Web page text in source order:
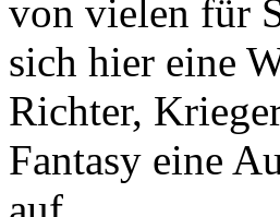
von vielen für
sich hier eine
Richter,
Fantasy eine